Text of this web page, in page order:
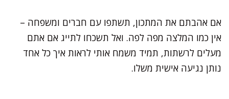
אם אהבתם את המתכון, תשתפו עם חברים ומשפחה –
אין כמו המלצה מפה לפה. ואל תשכחו לתייג אם אתם
מעלים לרשתות, תמיד משמח אותי לראות איך כל אחד
נותן נגיעה אישית משלו.